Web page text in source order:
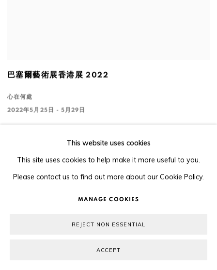
巴塞爾藝術展香港展 2022
心在何處
2022年5月25日 - 5月29日
This website uses cookies
This site uses cookies to help make it more useful to you.
Please contact us to find out more about our Cookie Policy.
MANAGE COOKIES
REJECT NON ESSENTIAL
ACCEPT